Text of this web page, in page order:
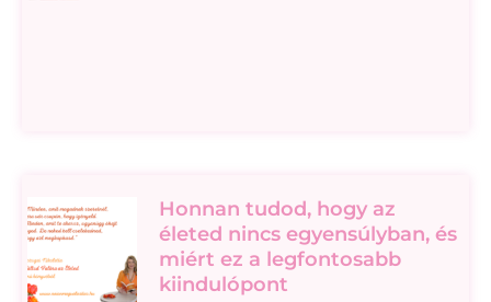
Honnan tudod, hogy az
életed nincs egyensúlyban, és
miért ez a legfontosabb
kiindulópont